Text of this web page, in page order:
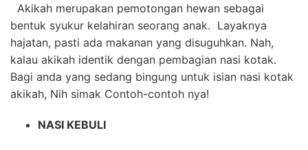
Akikah merupakan pemotongan hewan sebagai
bentuk syukur kelahiran seorang anak. Layaknya
hajatan, pasti ada makanan yang disuguhkan. Nah,
kalau akikah identik dengan pembagian nasi kotak.
Bagi anda yang sedang bingung untuk isian nasi kotak
akikah, Nih simak Contoh-contoh nya!
NASI KEBULI